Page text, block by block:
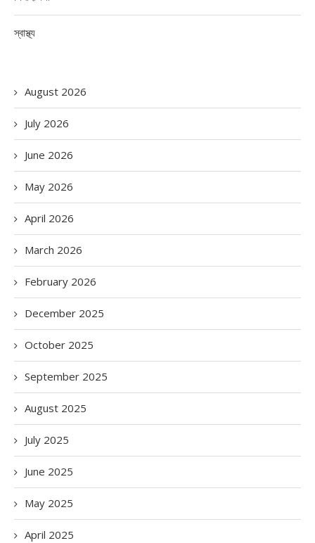
স্বাস্থ্য
August 2026
July 2026
June 2026
May 2026
April 2026
March 2026
February 2026
December 2025
October 2025
September 2025
August 2025
July 2025
June 2025
May 2025
April 2025